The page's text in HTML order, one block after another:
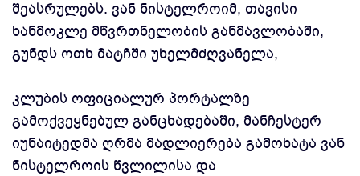
შეასრულებს. ვან ნისტელროიმ, თავისი
ხანმოკლე მწვრთნელობის განმავლობაში,
გუნდს ოთხ მატჩში უხელმძღვანელა,
კლუბის ოფიციალურ პორტალზე
გამოქვეყნებულ განცხადებაში, მანჩესტერ
იუნაიტედმა ღრმა მადლიერება გამოხატა ვან
ნისტელროის წვლილისა და